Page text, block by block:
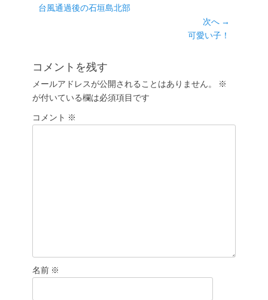
稿
ー
シ
ョ
ン
前
台風通過後の石垣島北部
次へ →
投
可愛い子！
コメントを残す
メールアドレスが公開されることはありません。
※
が付いている欄は必須項目です
コメント ※
名前 ※